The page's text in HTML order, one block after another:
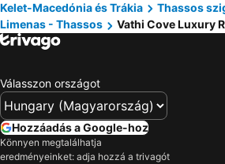
Kelet-Macedónia és Trákia
Thassos
Limenas - Thassos
Vathi Cove Luxury
Válasszon országot
Hozzáadás a Google-hoz
Könnyen megtalálhatja
eredményeinket: adja hozzá a trivagót